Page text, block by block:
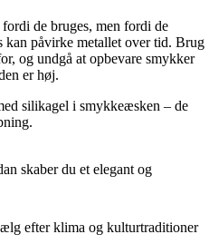
de bruges, men fordi de
påvirke metallet over tid. Brug
og undgå at opbevare smykker
er høj.
silikagel i smykkeæsken – de
skaber du et elegant og
efter klima og kulturtraditioner